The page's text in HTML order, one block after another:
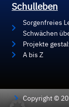
Schulleben
Sorgenfreies
Schwächen
Projekte
A bis Z
Copyright ©